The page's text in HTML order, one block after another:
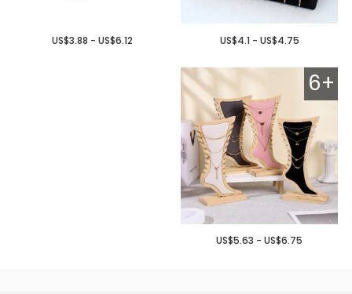
US$4.1 - US$4.75
US$3.88 - US$6.12
6+
US$5.63 - US$6.75